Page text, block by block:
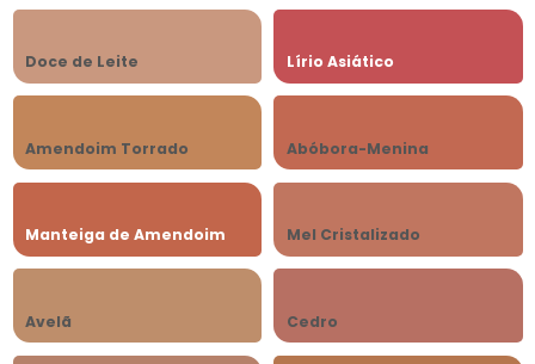
Doce de Leite Lírio Asiático
Amendoim Torrado Abóbora-Menina
Manteiga de Amendoim Mel Cristalizado
Avelã Cedro